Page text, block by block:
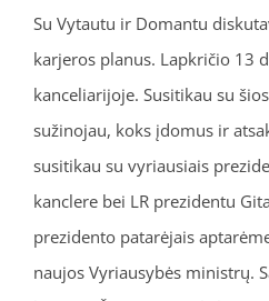
Su Vytautu ir Domantu
karjeros planus. Lapkričio 13
kanceliarijoje. Susitikau su
sužinojau, koks įdomus ir
susitikau su vyriausiais
kanclere bei LR prezidentu
prezidento patarėjais
naujos Vyriausybės ministrų.